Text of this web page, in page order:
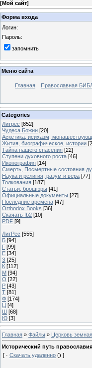
[Мой сайт]
Форма входа
Логин:
Пароль:
запомнить
Меню сайта
Главная Православная
Categories
Литрес [852]
Чудеса Божии [20]
Аскетика, исихазм,
Жития, биографическое, истории
Тайна нашего спасения [22]
Ступени духовного роста [46]
Иконография [14]
Смерть, Посмертные состояния
Наука и религия, разум и вера [77]
Толкования [187]
Статьи, брошюры [41]
Официальные документы [27]
Последние времена [47]
Orthodox Books [36]
Скачать fb2 [10]
PDF [9]
ЛитРес [555]
Б [94]
Г [99]
Е [34]
З [25]
К [112]
М [94]
О [22]
Р [43]
Т [81]
Ф [174]
Ц [4]
Ш [68]
Ю [3]
Главная » Файлы » Церковь
Исторический путь
[ · Скачать удаленно () ]